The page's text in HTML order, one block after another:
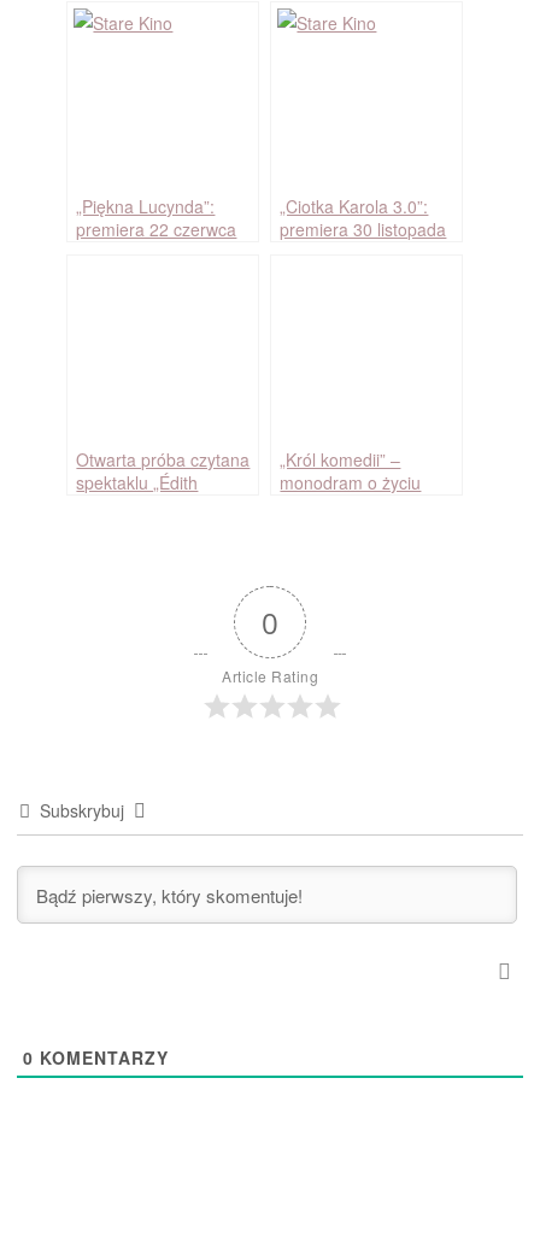
„Piękna Lucynda”:
premiera 22 czerwca
„Ciotka Karola 3.0”:
premiera 30 listopada
Otwarta próba czytana
spektaklu „Édith
„Król komedii” –
monodram o życiu
0
Article Rating
Subskrybuj
0 KOMENTARZY